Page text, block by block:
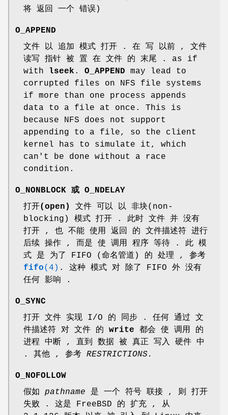
将 返回 一个 错误)
O_APPEND
文件 以 追加 模式 打开 . 在 写 以前 , 文件
读写 指针 被 置 在 文件 的 末尾 . as if
with lseek . O_APPEND may lead to
corrupted files on NFS file systems
if more than one process appends
data to a file at once. This is
because NFS does not support
appending to a file, so the client
kernel has to simulate it, which
can't be done without a race
condition.
O_NONBLOCK 或 O_NDELAY
打开(open)
文件 可以 以 非块(non-
blocking) 模式 打开 . 此时 文件 并 没有
打开 , 也 不能 使用 返回 的 文件描述符 进行
后续 操作 , 而是 使 调用 程序 等待 . 此 模
式 是 为了 FIFO (命名管道) 的 处理 , 参考
fifo(4) . 这种 模式 对 除了 FIFO 外 没有
任何 影响 .
O_SYNC
打开 文件 实现 I/O 的 同步 . 任何 通过 文
件描述符 对 文件 的 write 都会 使 调用 的
进程 中断 , 直到 数据 被 真正 写入 硬件 中
. 其他 , 参考 RESTRICTIONS.
O_NOFOLLOW
假如 pathname 是 一个 符号 联接 , 则 打开
失败 . 这是 FreeBSD 的 扩充 , 从